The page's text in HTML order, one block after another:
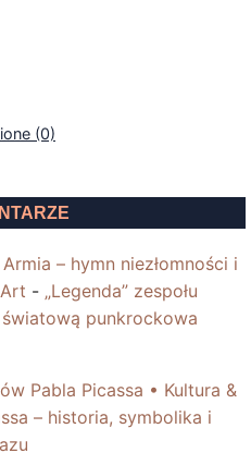
(0)
– hymn niezłomności i
- „Legenda” zespołu
punkrockowa
Pabla Picassa • Kultura &
– historia, symbolika i